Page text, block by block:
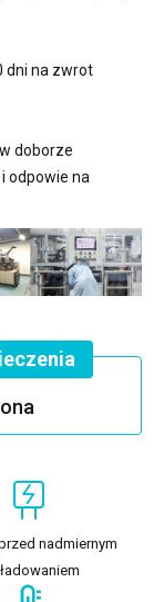
dni na zwrot
doborze
odpowie na
nadmiernym